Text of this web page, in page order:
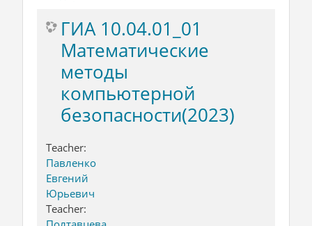
ГИА 10.04.01_01
Математические
методы
компьютерной
безопасности(2023)
Teacher:
Павленко
Евгений
Юрьевич
Teacher: